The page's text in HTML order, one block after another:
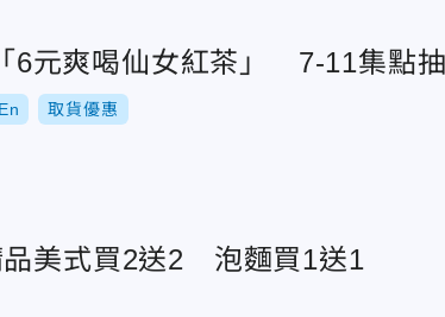
6元爽喝仙女紅茶」 7-11集點
取貨優惠
品美式買2送2 泡麵買1送1